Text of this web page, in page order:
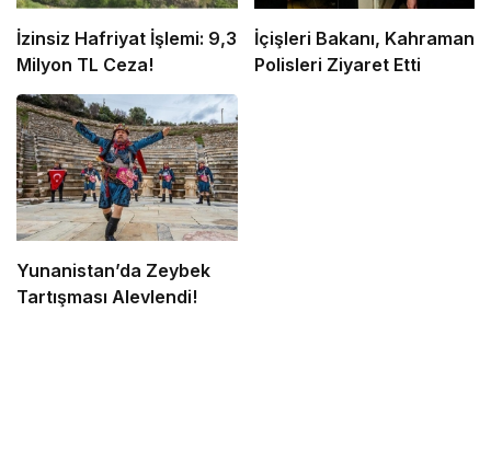
İzinsiz Hafriyat İşlemi: 9,3
Milyon TL Ceza!
İçişleri Bakanı, Kahraman
Polisleri Ziyaret Etti
Yunanistan’da Zeybek
Tartışması Alevlendi!